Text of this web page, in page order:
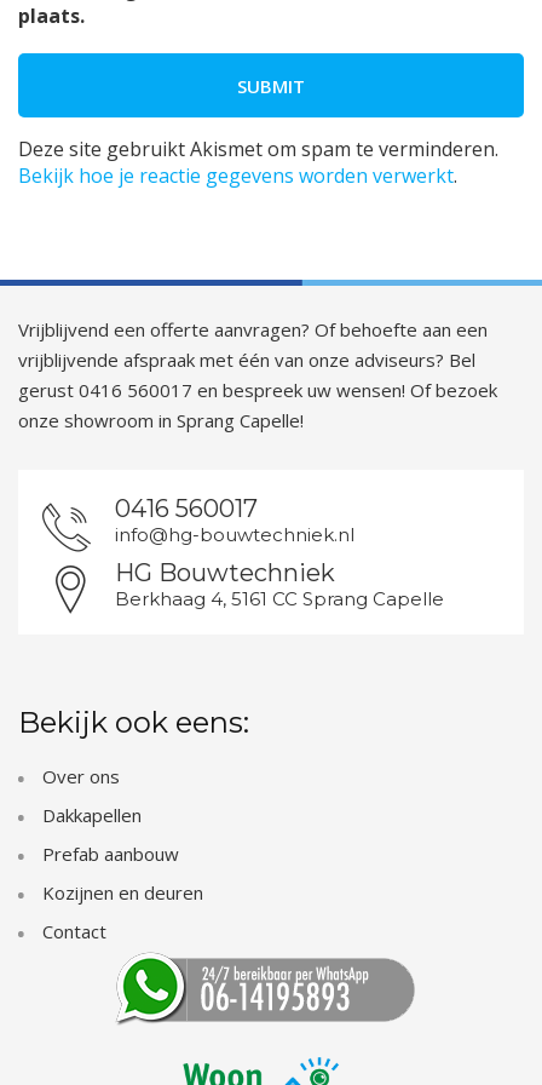
plaats.
Deze site gebruikt Akismet om spam te verminderen.
Bekijk hoe je reactie gegevens worden verwerkt.
Vrijblijvend een offerte aanvragen? Of behoefte aan een
vrijblijvende afspraak met één van onze adviseurs? Bel
gerust 0416 560017 en bespreek uw wensen! Of bezoek
onze showroom in Sprang Capelle!
0416 560017
info@hg-bouwtechniek.nl
HG Bouwtechniek
Berkhaag 4, 5161 CC Sprang Capelle
Bekijk ook eens:
Over ons
Dakkapellen
Prefab aanbouw
Kozijnen en deuren
Contact